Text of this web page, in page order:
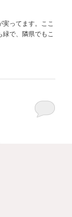
ってます。ここ
で、隣県でもこ